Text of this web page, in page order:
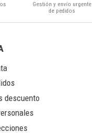
Gestión y envío urgente
de pedidos
descuento